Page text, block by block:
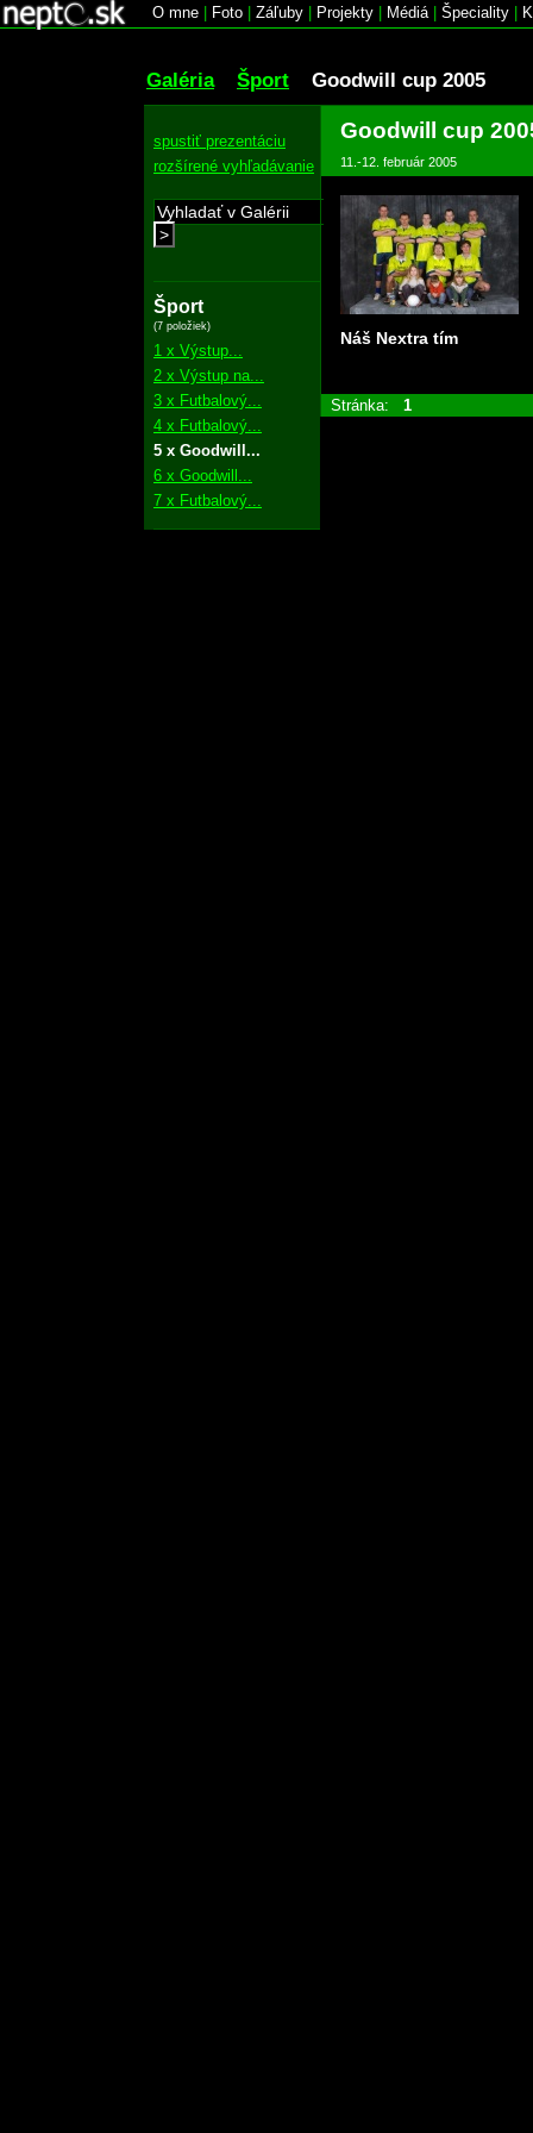
O mne Foto Záľuby Projekty Médiá| Špeciality
Galéria Šport Goodwill cup 2005
spustiť prezentáciu
rozšírené vyhľadávanie
>
Šport
(7 položiek)
1 x Výstup...
2 x Výstup na...
3 x Futbalový...
4 x Futbalový...
5 x Goodwill...
6 x Goodwill...
7 x Futbalový...
Goodwill cup
11.-12. február 2005
Náš Nextra tím
Stránka: 1